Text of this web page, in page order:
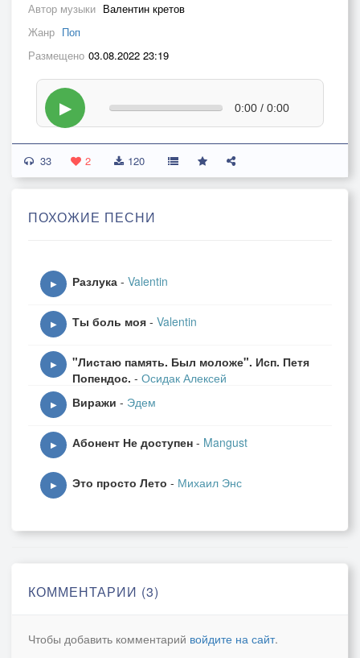
Автор музыки Валентин кретов
Жанр Поп
Размещено 03.08.2022 23:19
▶ 0:00 / 0:00
33 2 120
ПОХОЖИЕ ПЕСНИ
▶ Разлука - Valentin
▶ Ты боль моя - Valentin
▶
"Листаю память. Был моложе". Исп. Петя
Попендос. - Осидак Алексей
▶ Виражи - Эдем
▶ Абонент Не доступен - Mangust
▶ Это просто Лето - Михаил Энс
КОММЕНТАРИИ (3)
Чтобы добавить комментарий войдите на сайт.